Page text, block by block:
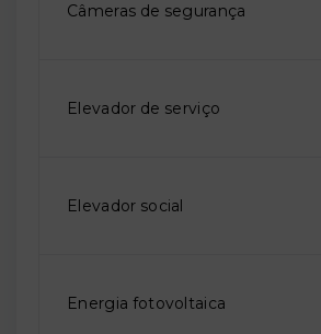
Câmeras de segurança
Elevador de serviço
Elevador social
Energia fotovoltaica